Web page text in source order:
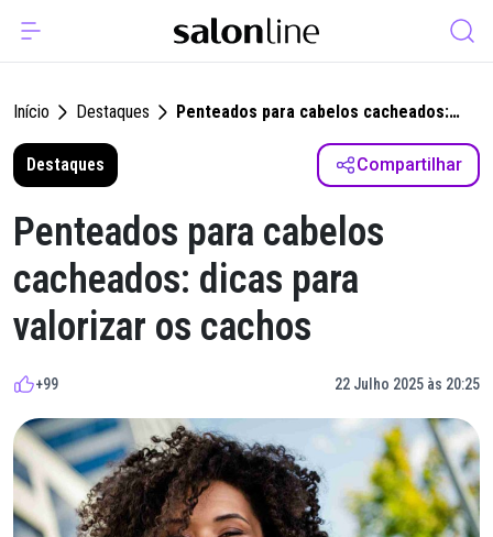
Início Destaques
Penteados para cabelos cacheados:
dicas para valorizar os cachos
Destaques
Compartilhar
Penteados para cabelos
cacheados: dicas para
valorizar os cachos
+99 22 Julho 2025 às 20:25